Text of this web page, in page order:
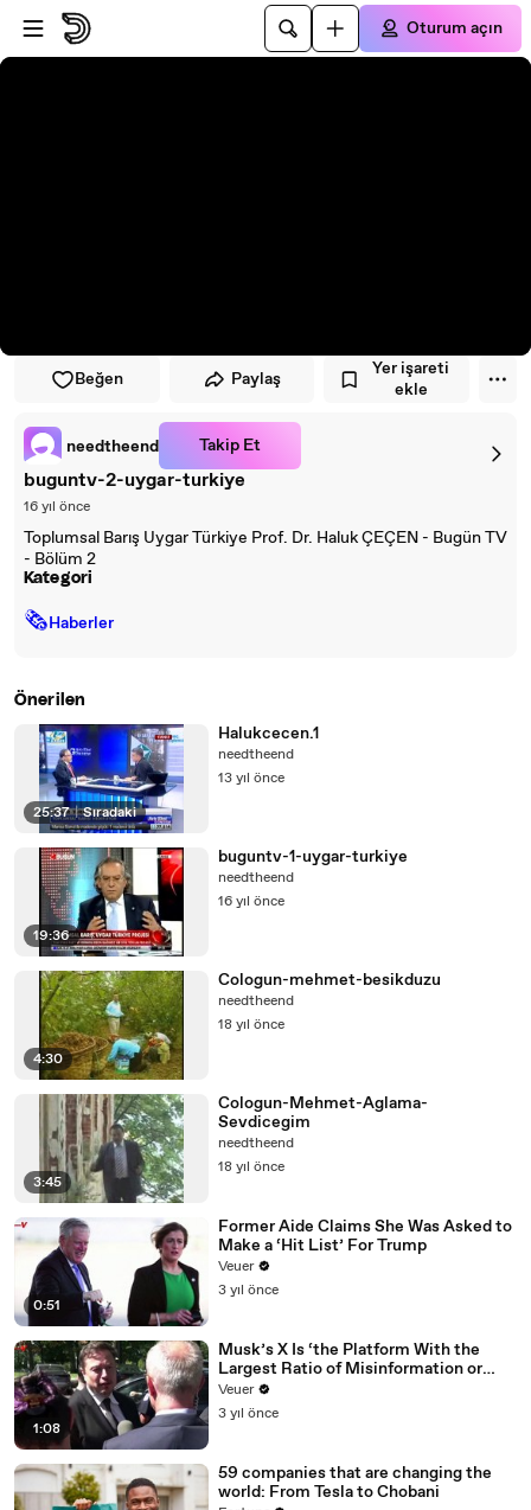
Oynatıcıya atla
Ana içeriğe atla
Oturum açın
Beğen Paylaş
Yer işareti
ekle
needtheend Takip Et
buguntv-2-uygar-turkiye
16 yıl önce
Toplumsal Barış Uygar Türkiye Prof. Dr. Haluk ÇEÇEN - Bugün TV
- Bölüm 2
Kategori
🗞Haberler
Önerilen
25:37 | Sıradaki
Halukcecen.1
needtheend
13 yıl önce
19:36
buguntv-1-uygar-turkiye
needtheend
16 yıl önce
4:30
Cologun-mehmet-besikduzu
needtheend
18 yıl önce
3:45
Cologun-Mehmet-Aglama-
Sevdicegim
needtheend
18 yıl önce
0:51
Former Aide Claims She Was Asked to
Make a ‘Hit List’ For Trump
Veuer
3 yıl önce
1:08
Musk’s X Is ‘the Platform With the
Largest Ratio of Misinformation or
Disinformation’ Amongst All Social
Media Platforms
Veuer
3 yıl önce
59 companies that are changing the
world: From Tesla to Chobani